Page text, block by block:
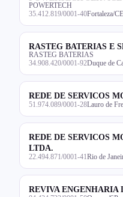
POWERTECH
35.412.819/0001-40Fortaleza/CE
RASTEG BATERIAS E
RASTEG BATERIAS
34.908.420/0001-92Duque de
REDE DE SERVICOS
51.974.089/0001-28Lauro de
REDE DE SERVICOS
LTDA.
22.494.871/0001-41 Rio de
REVIVA ENGENHARIA